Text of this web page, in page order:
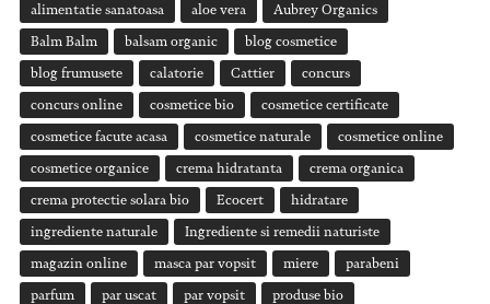
alimentatie sanatoasa aloe vera Aubrey Organics
Balm Balm balsam organic blog cosmetice
blog frumusete calatorie Cattier concurs
concurs online cosmetice bio cosmetice certificate
cosmetice facute acasa cosmetice naturale cosmetice online
cosmetice organice crema hidratanta crema organica
crema protectie solara bio Ecocert hidratare
ingrediente naturale Ingrediente si remedii naturiste
magazin online masca par vopsit miere parabeni
parfum par uscat par vopsit produse bio